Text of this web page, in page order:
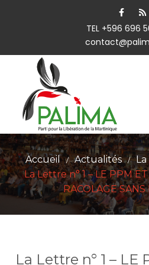
TEL +596 696
Accueil / Actualités /
La Lettre n° 1 – LE PPM
RACOLAGE
La Lettre n° 1 – LE